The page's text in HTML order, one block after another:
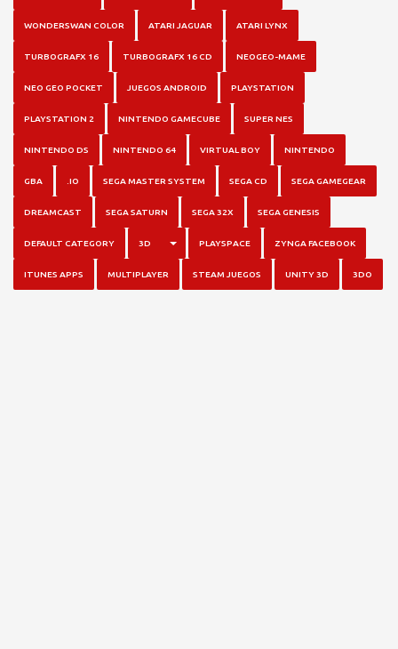
WONDERSWAN COLOR ATARI JAGUAR ATARI LYNX
TURBOGRAFX 16 TURBOGRAFX 16 CD NEOGEO-MAME
NEO GEO POCKET JUEGOS ANDROID PLAYSTATION
PLAYSTATION 2 NINTENDO GAMECUBE SUPER NES
NINTENDO DS NINTENDO 64 VIRTUAL BOY NINTENDO
GBA .IO SEGA MASTER SYSTEM SEGA CD SEGA GAMEGEAR
DREAMCAST SEGA SATURN SEGA 32X SEGA GENESIS
DEFAULT CATEGORY 3D TOGGLE DROPDOWN
PLAYSPACE ZYNGA FACEBOOK
ITUNES APPS MULTIPLAYER STEAM JUEGOS UNITY 3D 3DO